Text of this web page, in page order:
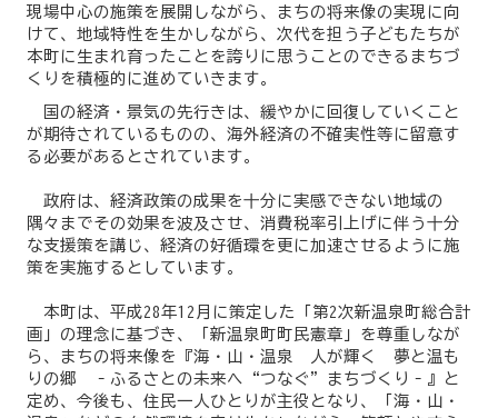
現場中心の施策を展開しながら、まちの将来像の実現に向
けて、地域特性を生かしながら、次代を担う子どもたちが
本町に生まれ育ったことを誇りに思うことのできるまちづ
くりを積極的に進めていきます。
国の経済・景気の先行きは、緩やかに回復していくこと
が期待されているものの、海外経済の不確実性等に留意す
る必要があるとされています。
政府は、経済政策の成果を十分に実感できない地域の
隅々までその効果を波及させ、消費税率引上げに伴う十分
な支援策を講じ、経済の好循環を更に加速させるように施
策を実施するとしています。
本町は、平成28年12月に策定した「第2次新温泉町総合計
画」の理念に基づき、「新温泉町町民憲章」を尊重しなが
ら、まちの将来像を『海・山・温泉 人が輝く 夢と温も
りの郷 ‐ふるさとの未来へ“つなぐ”まちづくり‐』と
定め、今後も、住民一人ひとりが主役となり、「海・山・